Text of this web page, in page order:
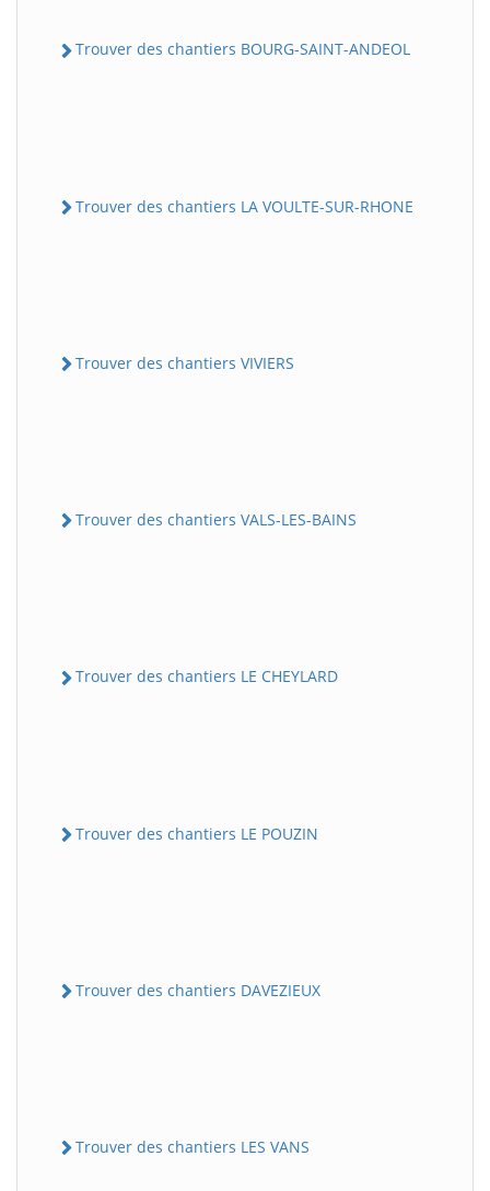
Trouver des chantiers BOURG-SAINT-ANDEOL
Trouver des chantiers LA VOULTE-SUR-RHONE
Trouver des chantiers VIVIERS
Trouver des chantiers VALS-LES-BAINS
Trouver des chantiers LE CHEYLARD
Trouver des chantiers LE POUZIN
Trouver des chantiers DAVEZIEUX
Trouver des chantiers LES VANS